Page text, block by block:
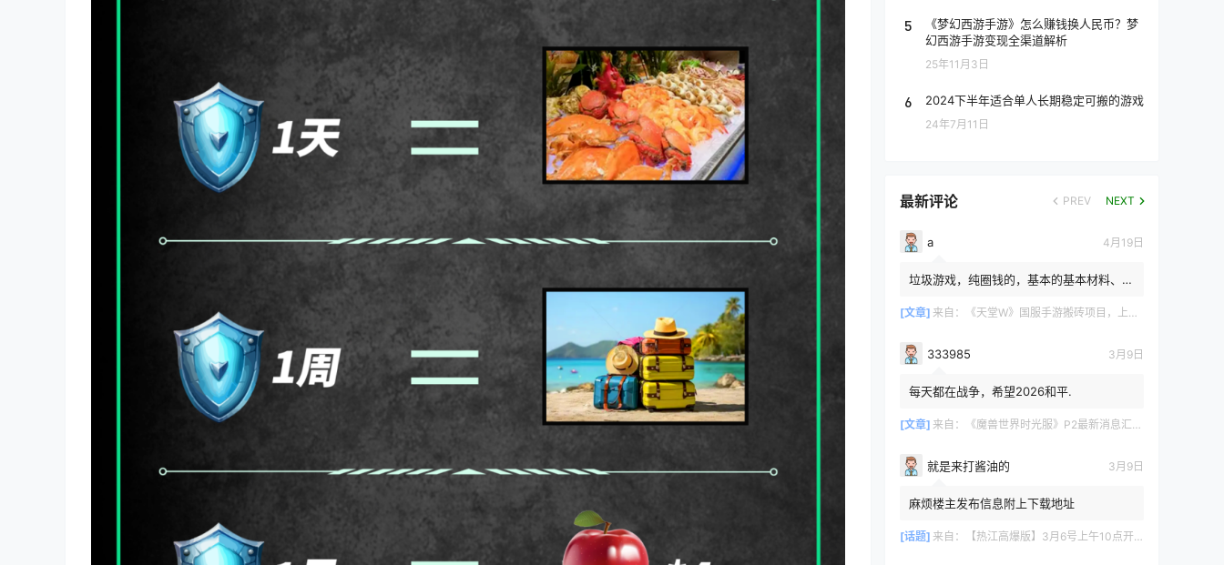
5
《梦幻西游手游》怎么赚钱换人民币？梦
幻西游手游变现全渠道解析
25年11月3日
6 2024下半年适合单人长期稳定可搬的游戏
24年7月11日
最新评论 PREV NEXT
a 4月19日
垃圾游戏，纯圈钱的，基本的基本材料、白
浪费电费，就跟别说绿...
[文章] 来自： 《天堂W》国服手游搬砖项目，上手简单稳定吃肉，适合长期搬砖！
333985 3月9日
每天都在战争，希望2026和平.
[文章] 来自： 《魔兽世界时光服》P2最新消息汇总，九大硬核干货速报
就是来打酱油的 3月9日
麻烦楼主发布信息附上下载地址
[话题] 来自： 【热江高爆版】3月6号上午10点开服